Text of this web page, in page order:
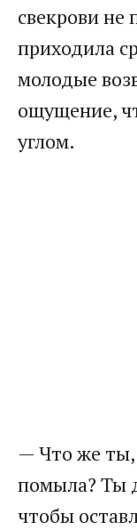
свекрови не
приходила
молодые
ощущение,
углом.
— Что же ты,
помыла? Ты
чтобы